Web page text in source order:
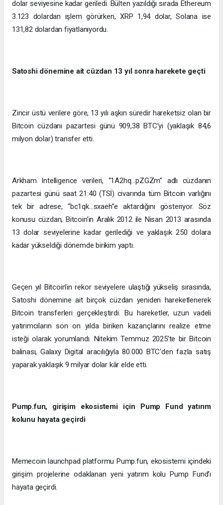
dolar seviyesine kadar geriledi. Bülten yazıldığı sırada Ethereum
3.123 dolardan işlem görürken, XRP 1,94 dolar, Solana ise
131,82 dolardan fiyatlanıyordu.
Satoshi dönemine ait cüzdan 13 yıl sonra harekete geçti
Zincir üstü verilere göre, 13 yılı aşkın süredir hareketsiz olan bir
Bitcoin cüzdanı pazartesi günü 909,38 BTC’yi (yaklaşık 84,6
milyon dolar) transfer etti.
Arkham Intelligence verileri, “1A2hq…pZGZm” adlı cüzdanın
pazartesi günü saat 21:40 (TSİ) civarında tüm Bitcoin varlığını
tek bir adrese, “bc1qk…sxaeh”e aktardığını gösteriyor. Söz
konusu cüzdan, Bitcoin’in Aralık 2012 ile Nisan 2013 arasında
13 dolar seviyelerine kadar gerilediği ve yaklaşık 250 dolara
kadar yükseldiği dönemde birikim yaptı.
Geçen yıl Bitcoin’in rekor seviyelere ulaştığı yükseliş sırasında,
Satoshi dönemine ait birçok cüzdan yeniden hareketlenerek
Bitcoin transferleri gerçekleştirdi. Bu hareketler, uzun vadeli
yatırımcıların son on yılda biriken kazançlarını realize etme
isteği olarak yorumlandı. Nitekim Temmuz 2025’te bir Bitcoin
balinası, Galaxy Digital aracılığıyla 80.000 BTC’den fazla satış
yaparak yaklaşık 9 milyar dolar kâr elde etti.
Pump.fun, girişim ekosistemi için Pump Fund yatırım
kolunu hayata geçirdi
Memecoin launchpad platformu Pump.fun, ekosistemi içindeki
girişim projelerine odaklanan yeni yatırım kolu Pump Fund’ı
hayata geçirdi.